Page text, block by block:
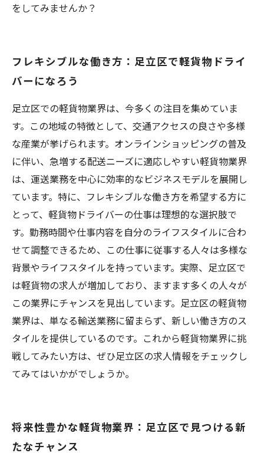
をしてみませんか？
フレキシブルな働き方：足立区で軽貨物ドライ
バーになろう
足立区での軽貨物業界は、今多くの注目を集めていま
す。この地域の特徴として、交通アクセスの良さや多様
な産業が挙げられます。オンラインショッピングの普及
に伴い、急増する配送ニーズに適応しやすい軽貨物業界
は、運送業務を中心に効率的なビジネスモデルを展開し
ています。特に、フレキシブルな働き方を希望する方に
とって、軽貨物ドライバーの仕事は理想的な選択肢で
す。勤務時間や仕事内容を自分のライフスタイルに合わ
せて調整できるため、この仕事に従事する人々は多様な
背景やライフスタイルを持っています。実際、足立区で
は軽貨物の求人が増加しており、ますます多くの人々が
この業界にチャンスを見出しています。足立区の軽貨物
業界は、単なる輸送業務に留まらず、新しい働き方のス
タイルを提供しているのです。これから軽貨物業界に挑
戦してみたい方は、ぜひ足立区の求人情報をチェックし
てみてはいかがでしょうか。
将来性豊かな軽貨物業界：足立区で見つける新
たなチャンス